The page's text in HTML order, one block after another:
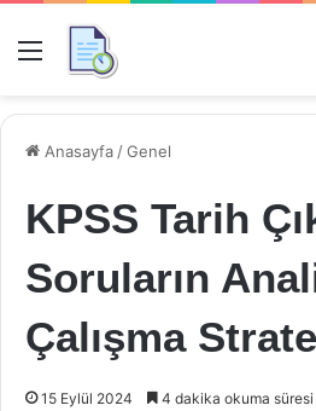
Menü
Anasayfa /Genel
KPSS Tarih
Soruların
Çalışma
15 Eylül 2024 4 dakika okuma süresi